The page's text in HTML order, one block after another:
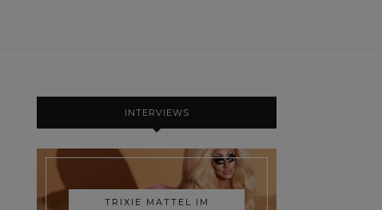
INTERVIEWS
TRIXIE MATTEL IM